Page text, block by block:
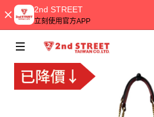
2nd STREET
立刻使用官方APP